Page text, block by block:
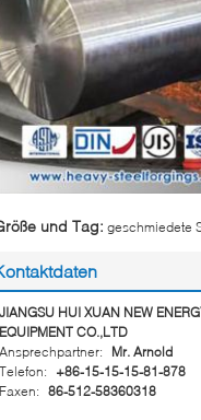
und Tag: geschmiedete
JIANGSU HUI XUAN NEW
EQUIPMENT CO.,LTD
Ansprechpartner:
Mr. Arnold
Telefon:
+86-15-15-15-81-878
Faxen: 86-512-58360318